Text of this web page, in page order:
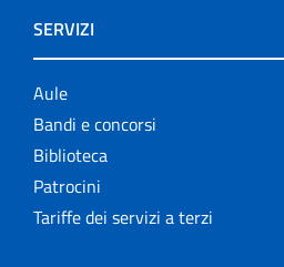
SERVIZI
Aule
Bandi e concorsi
Biblioteca
Patrocini
Tariffe dei servizi a terzi